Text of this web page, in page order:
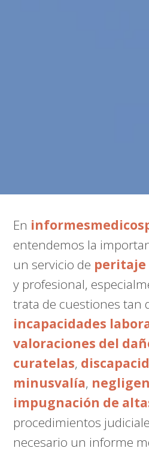
En
entendemos la
un servicio de peritaje
y profesional,
trata de cuestiones tan
incapacidades
valoraciones del
curatelas,
minusvalía,
impugnación de
procedimientos
necesario un informe